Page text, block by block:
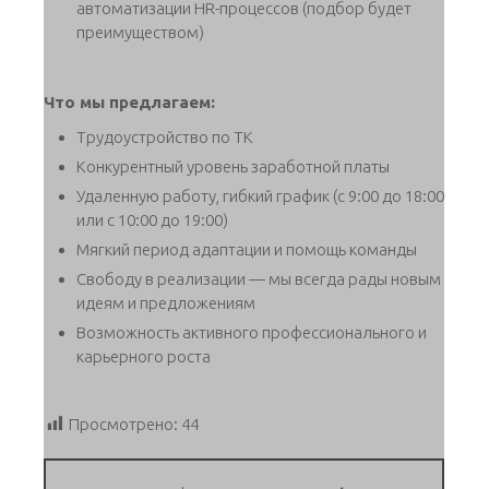
автоматизации HR-процессов (подбор будет
преимуществом)
Что мы предлагаем:
Трудоустройство по ТК
Конкурентный уровень заработной платы
Удаленную работу, гибкий график (с 9:00 до 18:00
или с 10:00 до 19:00)
Мягкий период адаптации и помощь команды
Свободу в реализации — мы всегда рады новым
идеям и предложениям
Возможность активного профессионального и
карьерного роста
Просмотрено: 44